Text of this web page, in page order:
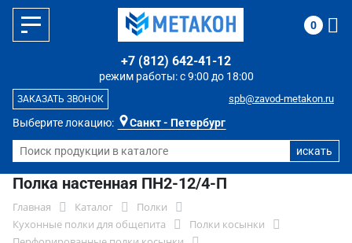
Выберите локацию: Санкт - Петербург
режим работы: с 9:00 до 18:00
+7 (812) 642-41-12
spb@zavod-metakon.ru
ЗАКАЗАТЬ ЗВОНОК
0
Полка настенная ПН2-12/4-П
Главная Каталог
Полки
Кухонные полки для общепита
Полки косынки